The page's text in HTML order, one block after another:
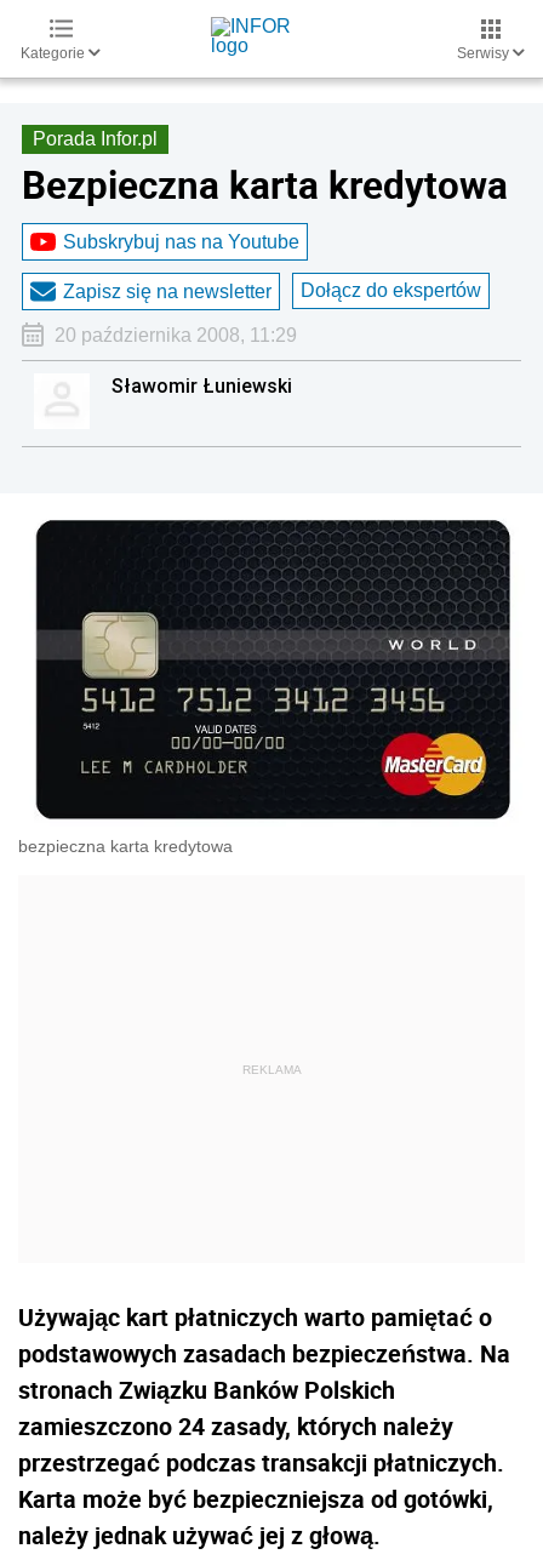
Kategorie Serwisy
Porada Infor.pl
Bezpieczna karta kredytowa
Subskrybuj nas na Youtube
Zapisz się na newsletter Dołącz do ekspertów
20 października 2008, 11:29
Sławomir Łuniewski
bezpieczna karta kredytowa
Używając kart płatniczych warto pamiętać o
podstawowych zasadach bezpieczeństwa. Na
stronach Związku Banków Polskich
zamieszczono 24 zasady, których należy
przestrzegać podczas transakcji płatniczych.
Karta może być bezpieczniejsza od gotówki,
należy jednak używać jej z głową.